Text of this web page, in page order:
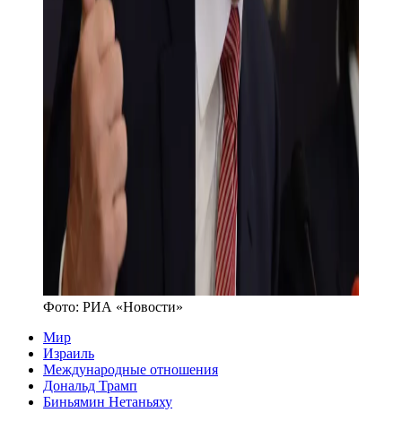
Фото: РИА «Новости»
Мир
Израиль
Международные отношения
Дональд Трамп
Биньямин Нетаньяху